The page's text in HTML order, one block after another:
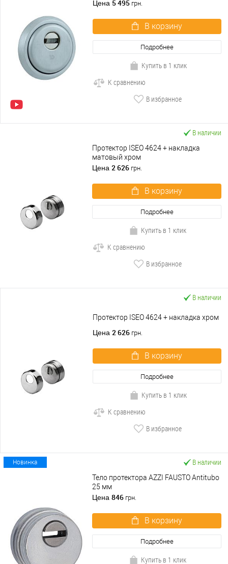
Цена 5 495 грн.
В корзину
Подробнее
Купить в 1 клик
К сравнению
В избранное
В наличии
Протектор ISEO 4624 + накладка
матовый хром
Цена 2 626 грн.
В корзину
Подробнее
Купить в 1 клик
К сравнению
В избранное
В наличии
Протектор ISEO 4624 + накладка хром
Цена 2 626 грн.
В корзину
Подробнее
Купить в 1 клик
К сравнению
В избранное
Новинка В наличии
Тело протектора AZZI FAUSTO Antitubo
25 мм
Цена 846 грн.
В корзину
Подробнее
Купить в 1 клик